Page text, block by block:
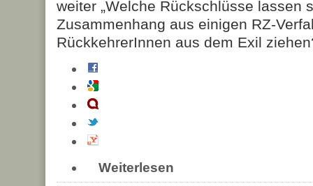
weiter „Welche Rückschlüsse lassen
Zusammenhang aus einigen RZ-
RückkehrerInnen aus dem Exil
Weiterlesen